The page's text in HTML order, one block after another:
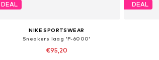
DEAL
NIKE SPORTSWEAR
Sneakers laag 'P-6000'
€95,20
DEAL